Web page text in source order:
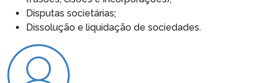
Disputas societárias;
Dissolução e liquidação de sociedades.